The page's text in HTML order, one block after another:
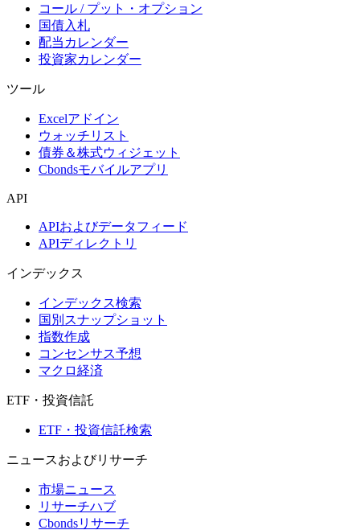
コール / プット・オプション
国債入札
配当カレンダー
投資家カレンダー
ツール
Excelアドイン
ウォッチリスト
債券＆株式ウィジェット
Cbondsモバイルアプリ
API
APIおよびデータフィード
APIディレクトリ
インデックス
インデックス検索
国別スナップショット
指数作成
コンセンサス予想
マクロ経済
ETF・投資信託
ETF・投資信託検索
ニュースおよびリサーチ
市場ニュース
リサーチハブ
Cbondsリサーチ